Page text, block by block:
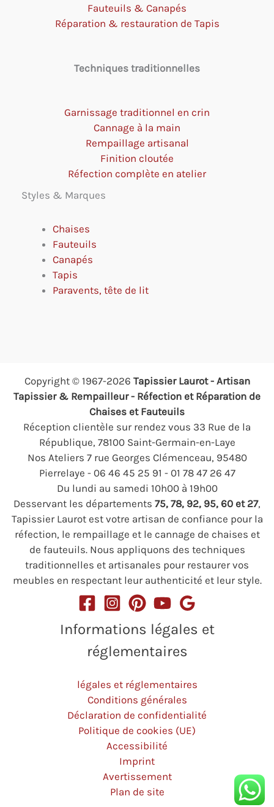
Fauteuils & Canapés
Réparation & restauration de Tapis
Techniques traditionnelles
Garnissage traditionnel en crin
Cannage à la main
Rempaillage artisanal
Finition cloutée
Réfection complète en atelier
Styles & Marques
Chaises
Fauteuils
Canapés
Tapis
Paravents, tête de lit
Copyright © 1967-2026 Tapissier Laurot - Artisan
Tapissier & Rempailleur - Réfection et Réparation de
Chaises et Fauteuils
Réception clientèle sur rendez vous 33 Rue de la
République, 78100 Saint-Germain-en-Laye
Nos Ateliers 7 rue Georges Clémenceau, 95480
Pierrelaye - 06 46 45 25 91 - 01 78 47 26 47
Du lundi au samedi 10h00 à 19h00
Desservant les départements 75, 78, 92, 95, 60 et 27,
Tapissier Laurot est votre artisan de confiance pour la
réfection, le rempaillage et le cannage de chaises et
de fauteuils. Nous appliquons des techniques
traditionnelles et artisanales pour restaurer vos
meubles en respectant leur authenticité et leur style.
Informations légales et
réglementaires
légales et réglementaires
Conditions générales
Déclaration de confidentialité
Politique de cookies (UE)
Accessibilité
Imprint
Avertissement
Plan de site